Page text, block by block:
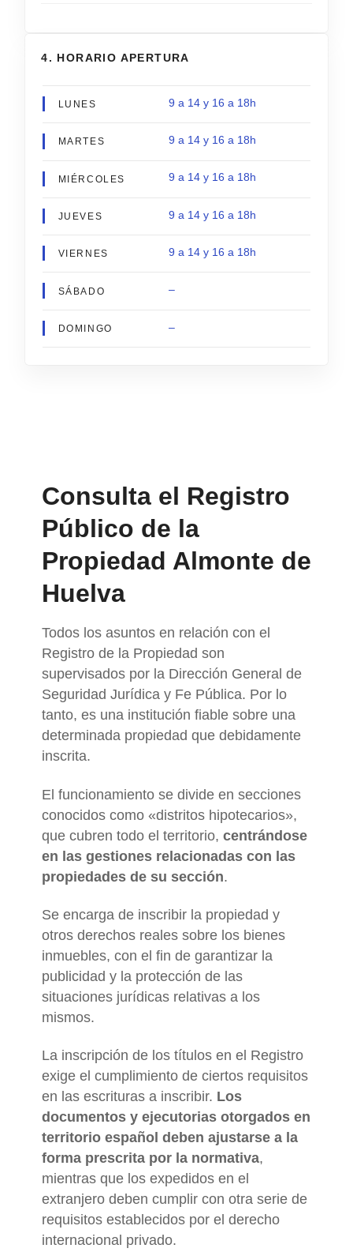
4. HORARIO APERTURA
LUNES 9 a 14 y 16 a 18h
MARTES 9 a 14 y 16 a 18h
MIÉRCOLES 9 a 14 y 16 a 18h
JUEVES 9 a 14 y 16 a 18h
VIERNES 9 a 14 y 16 a 18h
SÁBADO –
DOMINGO –
Consulta el Registro
Público de la
Propiedad Almonte de
Huelva
Todos los asuntos en relación con el
Registro de la Propiedad son
supervisados por la Dirección General de
Seguridad Jurídica y Fe Pública. Por lo
tanto, es una institución fiable sobre una
determinada propiedad que debidamente
inscrita.
El funcionamiento se divide en secciones
conocidos como «distritos hipotecarios»,
que cubren todo el territorio, centrándose
en las gestiones relacionadas con las
propiedades de su sección.
Se encarga de inscribir la propiedad y
otros derechos reales sobre los bienes
inmuebles, con el fin de garantizar la
publicidad y la protección de las
situaciones jurídicas relativas a los
mismos.
La inscripción de los títulos en el Registro
exige el cumplimiento de ciertos requisitos
en las escrituras a inscribir. Los
documentos y ejecutorias otorgados en
territorio español deben ajustarse a la
forma prescrita por la normativa,
mientras que los expedidos en el
extranjero deben cumplir con otra serie de
requisitos establecidos por el derecho
internacional privado.